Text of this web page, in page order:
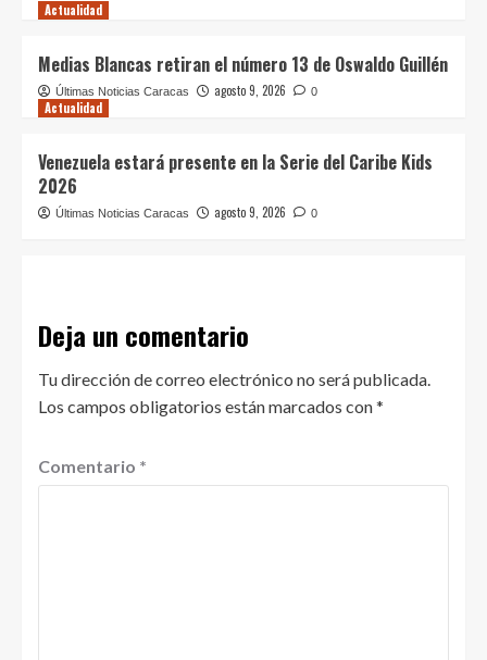
Actualidad
Medias Blancas retiran el número 13 de Oswaldo Guillén
Últimas Noticias Caracas agosto 9, 2026 0
Actualidad
Venezuela estará presente en la Serie del Caribe Kids
2026
Últimas Noticias Caracas agosto 9, 2026 0
Deja un comentario
Tu dirección de correo electrónico no será publicada.
Los campos obligatorios están marcados con*
Comentario *